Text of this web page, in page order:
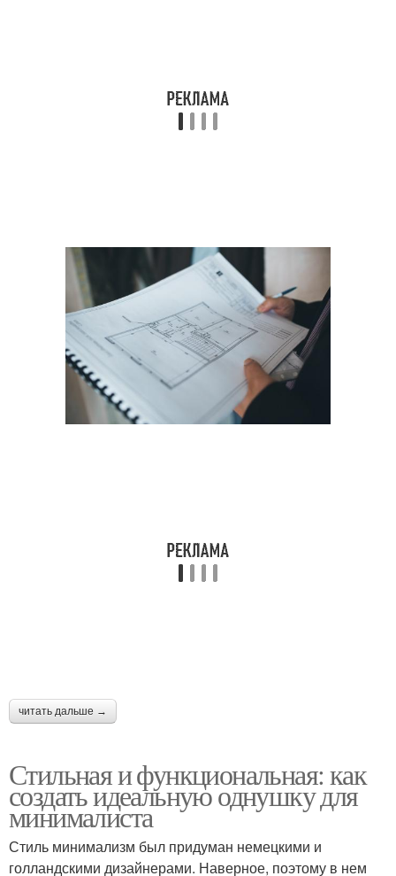
читать дальше →
Стильная и функциональная: как
создать идеальную однушку для
минималиста
Стиль минимализм был придуман немецкими и
голландскими дизайнерами. Наверное, поэтому в нем